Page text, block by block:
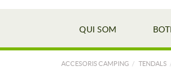
QUI SOM
ACCESORIS CAMPING TENDALS